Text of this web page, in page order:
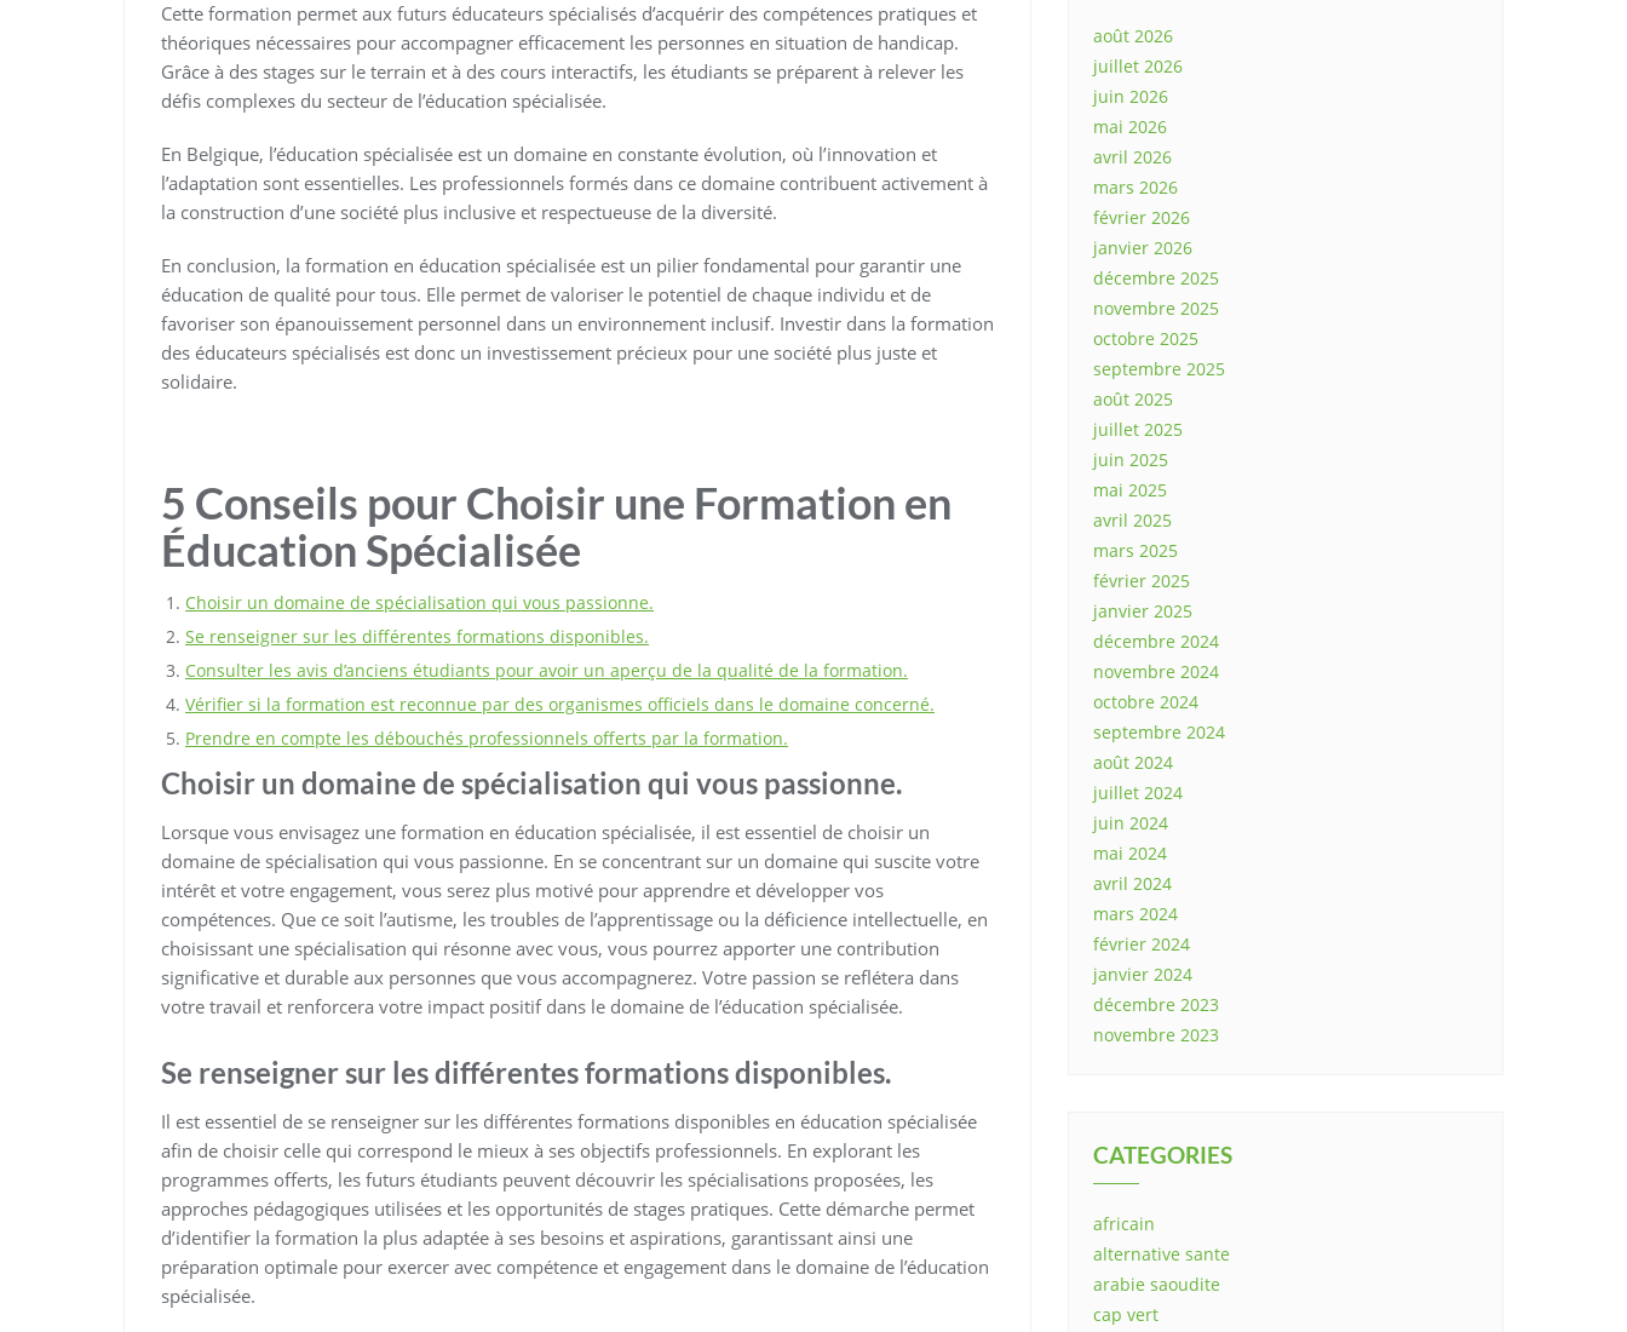
Cette formation permet aux futurs éducateurs spécialisés d’acquérir des compétences pratiques et
théoriques nécessaires pour accompagner efficacement les personnes en situation de handicap.
Grâce à des stages sur le terrain et à des cours interactifs, les étudiants se préparent à relever les
défis complexes du secteur de l’éducation spécialisée.
En Belgique, l’éducation spécialisée est un domaine en constante évolution, où l’innovation et
l’adaptation sont essentielles. Les professionnels formés dans ce domaine contribuent activement à
la construction d’une société plus inclusive et respectueuse de la diversité.
En conclusion, la formation en éducation spécialisée est un pilier fondamental pour garantir une
éducation de qualité pour tous. Elle permet de valoriser le potentiel de chaque individu et de
favoriser son épanouissement personnel dans un environnement inclusif. Investir dans la formation
des éducateurs spécialisés est donc un investissement précieux pour une société plus juste et
solidaire.
5 Conseils pour Choisir une Formation en
Éducation Spécialisée
Choisir un domaine de spécialisation qui vous passionne.
Se renseigner sur les différentes formations disponibles.
Consulter les avis d’anciens étudiants pour avoir un aperçu de la qualité de la formation.
Vérifier si la formation est reconnue par des organismes officiels dans le domaine concerné.
Prendre en compte les débouchés professionnels offerts par la formation.
Choisir un domaine de spécialisation qui vous passionne.
Lorsque vous envisagez une formation en éducation spécialisée, il est essentiel de choisir un
domaine de spécialisation qui vous passionne. En se concentrant sur un domaine qui suscite votre
intérêt et votre engagement, vous serez plus motivé pour apprendre et développer vos
compétences. Que ce soit l’autisme, les troubles de l’apprentissage ou la déficience intellectuelle, en
choisissant une spécialisation qui résonne avec vous, vous pourrez apporter une contribution
significative et durable aux personnes que vous accompagnerez. Votre passion se reflétera dans
votre travail et renforcera votre impact positif dans le domaine de l’éducation spécialisée.
Se renseigner sur les différentes formations disponibles.
Il est essentiel de se renseigner sur les différentes formations disponibles en éducation spécialisée
afin de choisir celle qui correspond le mieux à ses objectifs professionnels. En explorant les
programmes offerts, les futurs étudiants peuvent découvrir les spécialisations proposées, les
approches pédagogiques utilisées et les opportunités de stages pratiques. Cette démarche permet
d’identifier la formation la plus adaptée à ses besoins et aspirations, garantissant ainsi une
préparation optimale pour exercer avec compétence et engagement dans le domaine de l’éducation
spécialisée.
août 2026
juillet 2026
juin 2026
mai 2026
avril 2026
mars 2026
février 2026
janvier 2026
décembre 2025
novembre 2025
octobre 2025
septembre 2025
août 2025
juillet 2025
juin 2025
mai 2025
avril 2025
mars 2025
février 2025
janvier 2025
décembre 2024
novembre 2024
octobre 2024
septembre 2024
août 2024
juillet 2024
juin 2024
mai 2024
avril 2024
mars 2024
février 2024
janvier 2024
décembre 2023
novembre 2023
CATEGORIES
africain
alternative sante
arabie saoudite
cap vert